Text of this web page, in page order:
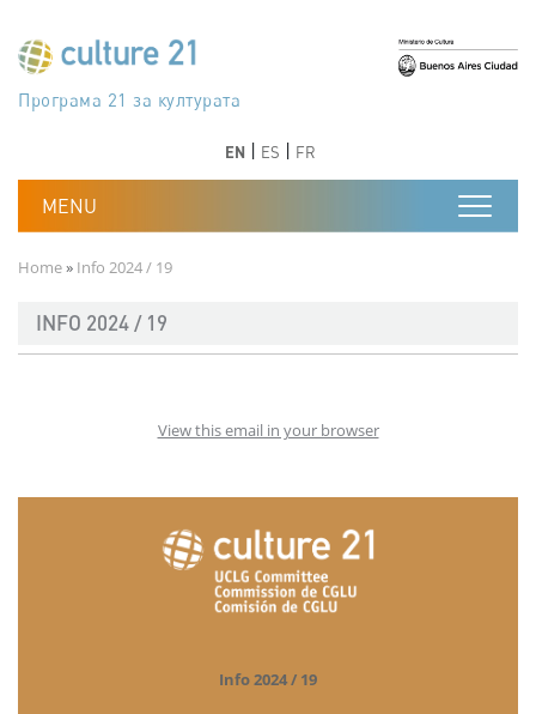
جدول أعمال القرن 21 للثقافة
Програма 21 за културата
Agenda 21 de la cultura
Agjenda 21 për kulturë
Agenda 21 van cultuur
Agenda 21 for culture
Kulturaren Agenda 21
Agenda 21 de la culture
Axenda 21 da cultura
Agenda 21 für Kultur
Agenda 21 della cultura
文化のためのアジェンダ21
دستورکار 21 برای فرهنگ
Agenda 21 dla kultury
Agenda 21 da cultura
Повестка дня 21 для культуры
Agenda 21 za kulturu
Agenda 21 de la cultura
Agenda 21 för kulturen
Kültür için Gündem 21
Порядок денний 21 для культури
EN ES FR
Breadcrumb
Home Info 2024 / 19
INFO 2024 / 19
View this email in your browser
Info 2024 / 19